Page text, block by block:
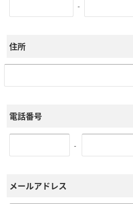
-
住所
電話番号
-
メールアドレス